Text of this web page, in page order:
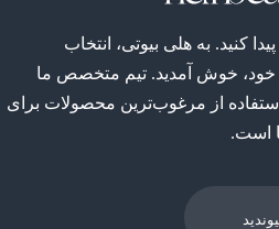
کنید. به هلی بیوتی، انتخاب
خوش آمدید. تیم متخصص ما
از مرغوب‌ترین محصولات برای
است.